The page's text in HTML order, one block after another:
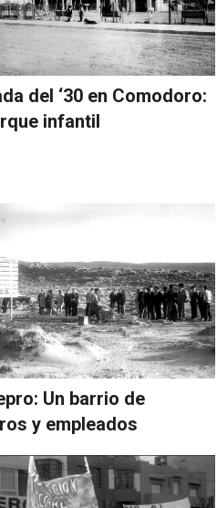
del ‘30 en Comodoro:
infantil
Un barrio de
y empleados